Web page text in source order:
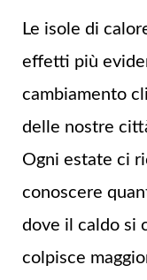
Le isole di
effetti più
cambiamento
delle nostre
Ogni estate ci
conoscere
dove il caldo si
colpisce